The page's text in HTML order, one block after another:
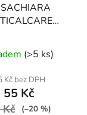
pračky
(>5 ks)
Kč bez DPH
55 Kč
(–20 %)